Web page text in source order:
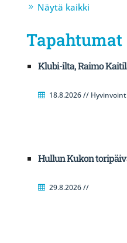
Näytä kaikki
Tapahtumat
Klubi-ilta, Raimo
18.8.2026 //
Hullun Kukon
29.8.2026 //